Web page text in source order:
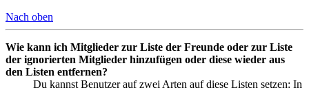
Nach oben
Wie kann ich Mitglieder zur Liste der Freunde oder zur Liste
der ignorierten Mitglieder hinzufügen oder diese wieder aus
den Listen entfernen?
Du kannst Benutzer auf zwei Arten auf diese Listen setzen: In